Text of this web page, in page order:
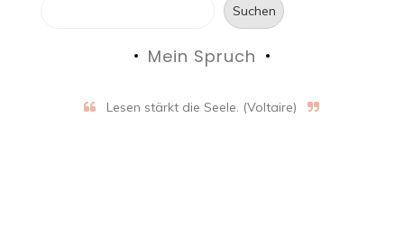
Suchen
Mein Spruch
Lesen stärkt die Seele. (Voltaire)